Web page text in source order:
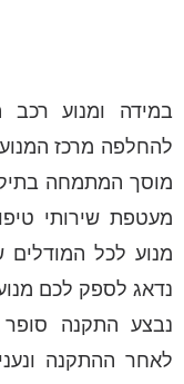
להחלפה מרכז
מוסך המתמחה
מעטפת שירותי
נדאג לספק לכם
נבצע התקנה סופר